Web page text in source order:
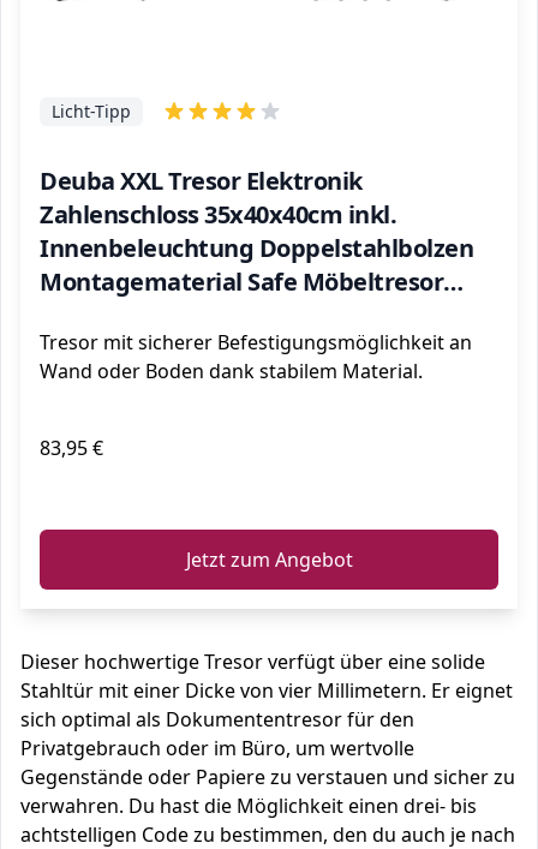
Deuba XXL Tresor Elektronik
Zahlenschloss 35x40x40cm inkl.
Innenbeleuchtung Doppelstahlbolzen
Montagematerial Safe Möbeltresor
Licht-Tipp
Tresor mit sicherer Befestigungsmöglichkeit an
Wand oder Boden dank stabilem Material.
83,95 €
Jetzt zum Angebot
Dieser hochwertige Tresor verfügt über eine solide
Stahltür mit einer Dicke von vier Millimetern. Er eignet
sich optimal als Dokumententresor für den
Privatgebrauch oder im Büro, um wertvolle
Gegenstände oder Papiere zu verstauen und sicher zu
verwahren. Du hast die Möglichkeit einen drei- bis
achtstelligen Code zu bestimmen, den du auch je nach